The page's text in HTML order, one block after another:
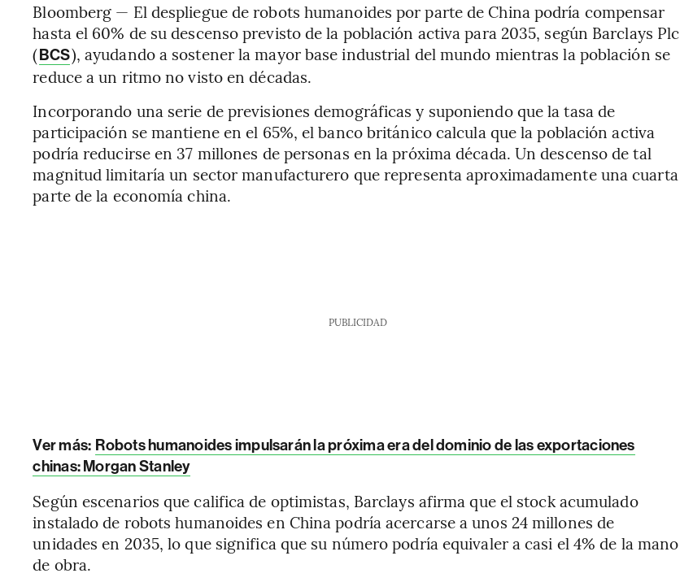
Bloomberg — El despliegue de robots humanoides por parte de China podría compensar
hasta el 60% de su descenso previsto de la población activa para 2035, según Barclays Plc
(BCS), ayudando a sostener la mayor base industrial del mundo mientras la población se
reduce a un ritmo no visto en décadas.
Incorporando una serie de previsiones demográficas y suponiendo que la tasa de
participación se mantiene en el 65%, el banco británico calcula que la población activa
podría reducirse en 37 millones de personas en la próxima década. Un descenso de tal
magnitud limitaría un sector manufacturero que representa aproximadamente una cuarta
parte de la economía china.
PUBLICIDAD
Ver más: Robots humanoides impulsarán la próxima era del dominio de las exportaciones
chinas: Morgan Stanley
Según escenarios que califica de optimistas, Barclays afirma que el stock acumulado
instalado de robots humanoides en China podría acercarse a unos 24 millones de
unidades en 2035, lo que significa que su número podría equivaler a casi el 4% de la mano
de obra.